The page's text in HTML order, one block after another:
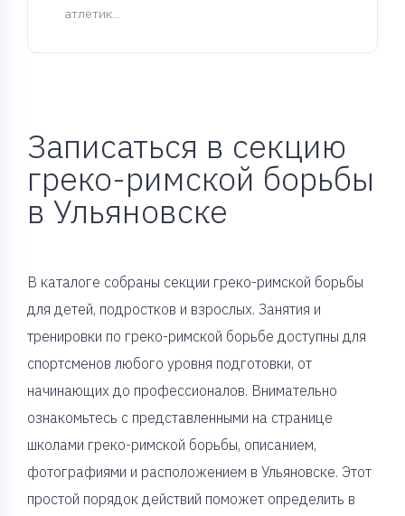
атлетик...
Записаться в секцию
греко-римской борьбы
в Ульяновске
В каталоге собраны секции греко-римской борьбы
для детей, подростков и взрослых. Занятия и
тренировки по греко-римской борьбе доступны для
спортсменов любого уровня подготовки, от
начинающих до профессионалов. Внимательно
ознакомьтесь с представленными на странице
школами греко-римской борьбы, описанием,
фотографиями и расположением в Ульяновске. Этот
простой порядок действий поможет определить в